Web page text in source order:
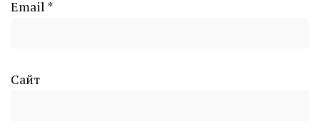
Email *
Сайт